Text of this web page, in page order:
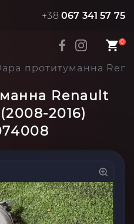
+38 067 341 57 75
0
протитуманна
Renault
2016)